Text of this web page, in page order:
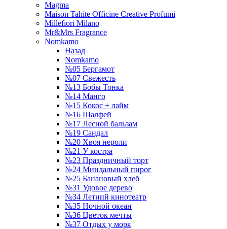
Magma
Maison Tahite Officine Creative Profumi
Millefiori Milano
Mr&Mrs Fragrance
Nomkamo
Назад
Nomkamo
№05 Бергамот
№07 Свежесть
№13 Бобы Тонка
№14 Манго
№15 Кокос + лайм
№16 Шалфей
№17 Лесной бальзам
№19 Сандал
№20 Хвоя нероли
№21 У костра
№23 Праздничный торт
№24 Миндальный пирог
№25 Банановый хлеб
№31 Удовое дерево
№34 Летний кинотеатр
№35 Ночной океан
№36 Цветок мечты
№37 Отдых у моря